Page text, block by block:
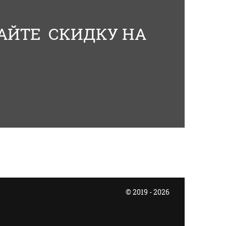
СКИДКУ НА
© 2019 - 2026